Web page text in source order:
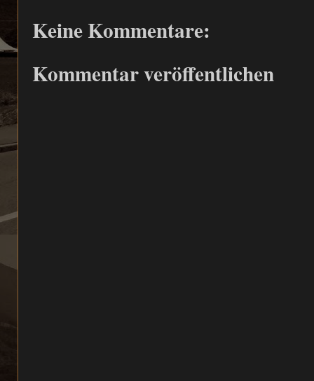
Keine Kommentare:
Kommentar veröffentlichen